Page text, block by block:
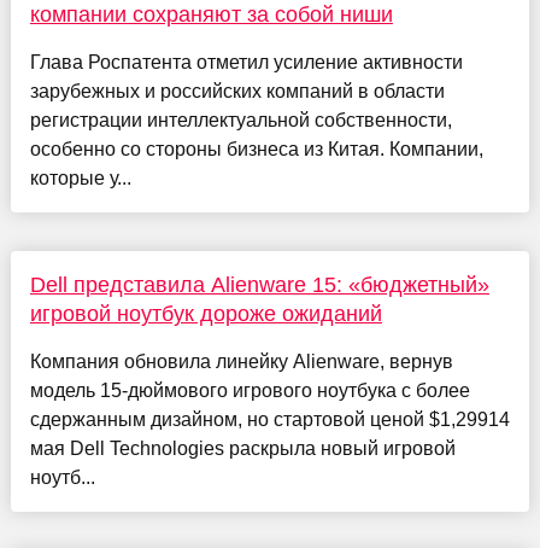
компании сохраняют за собой ниши
Глава Роспатента отметил усиление активности
зарубежных и российских компаний в области
регистрации интеллектуальной собственности,
особенно со стороны бизнеса из Китая. Компании,
которые у...
Dell представила Alienware 15: «бюджетный»
игровой ноутбук дороже ожиданий
Компания обновила линейку Alienware, вернув
модель 15-дюймового игрового ноутбука с более
сдержанным дизайном, но стартовой ценой $1,29914
мая Dell Technologies раскрыла новый игровой
ноутб...